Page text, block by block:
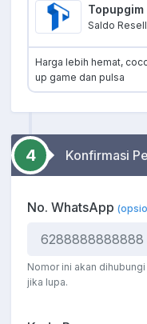
Topupgim
Saldo
Harga lebih hemat,
up game dan pulsa
4 Konfirmasi
No. WhatsApp
Nomor ini akan
jika lupa.